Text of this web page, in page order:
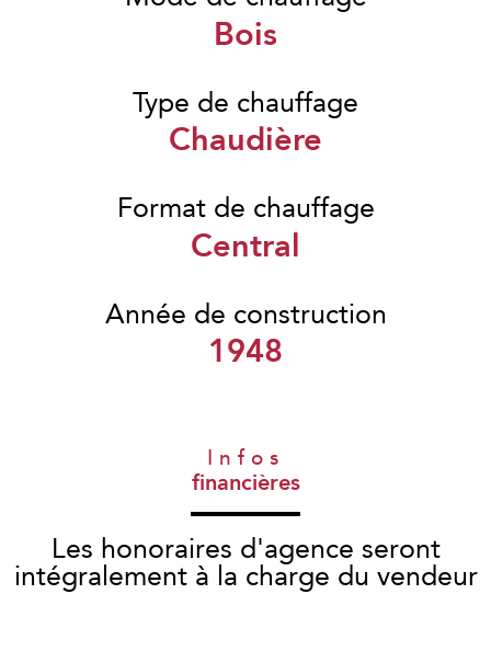
Bois
Type de chauffage
Chaudière
Format de chauffage
Central
Année de construction
1948
Infos
financières
Les honoraires d'agence seront
intégralement à la charge du vendeur